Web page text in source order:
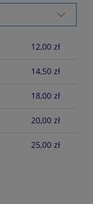
12,00 zł
14,50 zł
18,00 zł
20,00 zł
25,00 zł